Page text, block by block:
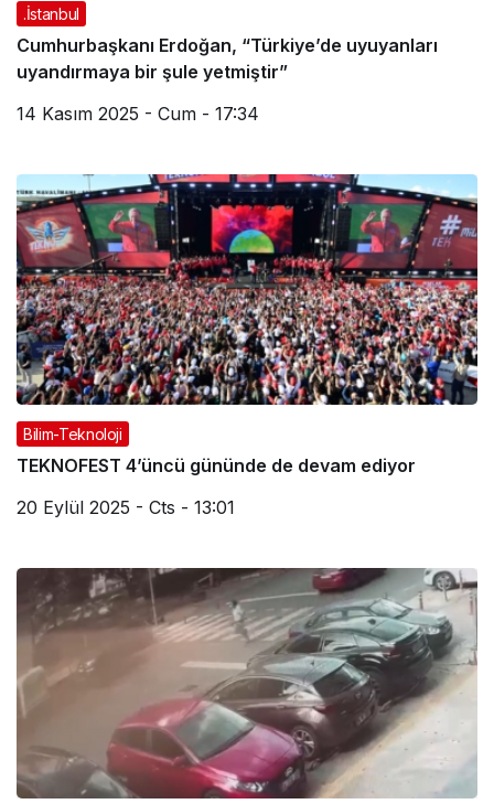
.İstanbul
Cumhurbaşkanı Erdoğan, “Türkiye’de uyuyanları
uyandırmaya bir şule yetmiştir”
14 Kasım 2025 - Cum - 17:34
Bilim-Teknoloji
TEKNOFEST 4’üncü gününde de devam ediyor
20 Eylül 2025 - Cts - 13:01